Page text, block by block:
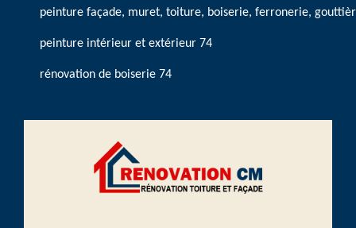
peinture façade, muret, toiture, boiserie, ferronerie,
peinture intérieur et extérieur 74
rénovation de boiserie 74